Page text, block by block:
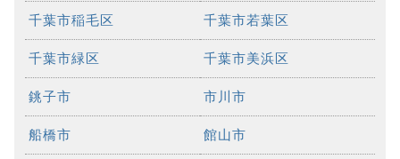
千葉市稲毛区 千葉市若葉区
千葉市緑区 千葉市美浜区
銚子市 市川市
船橋市 館山市